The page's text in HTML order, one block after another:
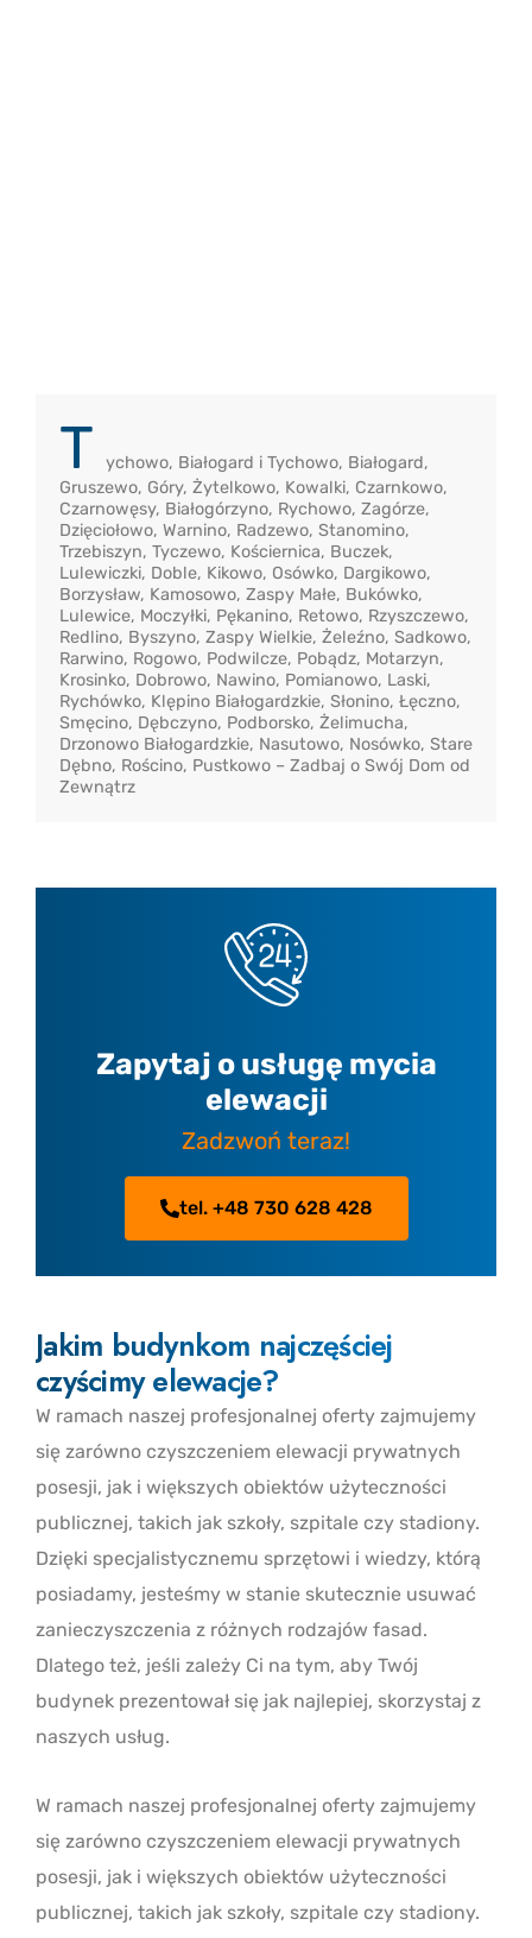
T
ychowo, Białogard i Tychowo, Białogard,
Gruszewo, Góry, Żytelkowo, Kowalki, Czarnkowo,
Czarnowęsy, Białogórzyno, Rychowo, Zagórze,
Dzięciołowo, Warnino, Radzewo, Stanomino,
Trzebiszyn, Tyczewo, Kościernica, Buczek,
Lulewiczki, Doble, Kikowo, Osówko, Dargikowo,
Borzysław, Kamosowo, Zaspy Małe, Bukówko,
Lulewice, Moczyłki, Pękanino, Retowo, Rzyszczewo,
Redlino, Byszyno, Zaspy Wielkie, Żeleźno, Sadkowo,
Rarwino, Rogowo, Podwilcze, Pobądz, Motarzyn,
Krosinko, Dobrowo, Nawino, Pomianowo, Laski,
Rychówko, Klępino Białogardzkie, Słonino, Łęczno,
Smęcino, Dębczyno, Podborsko, Żelimucha,
Drzonowo Białogardzkie, Nasutowo, Nosówko, Stare
Dębno, Rościno, Pustkowo – Zadbaj o Swój Dom od
Zewnątrz
Zapytaj o usługę mycia
elewacji
Zadzwoń teraz!
tel. +48 730 628 428
Jakim budynkom najczęściej
czyścimy elewacje?
W ramach naszej profesjonalnej oferty zajmujemy
się zarówno czyszczeniem elewacji prywatnych
posesji, jak i większych obiektów użyteczności
publicznej, takich jak szkoły, szpitale czy stadiony.
Dzięki specjalistycznemu sprzętowi i wiedzy, którą
posiadamy, jesteśmy w stanie skutecznie usuwać
zanieczyszczenia z różnych rodzajów fasad.
Dlatego też, jeśli zależy Ci na tym, aby Twój
budynek prezentował się jak najlepiej, skorzystaj z
naszych usług.
W ramach naszej profesjonalnej oferty zajmujemy
się zarówno czyszczeniem elewacji prywatnych
posesji, jak i większych obiektów użyteczności
publicznej, takich jak szkoły, szpitale czy stadiony.